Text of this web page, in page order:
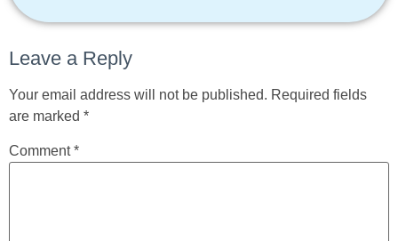
Leave a Reply
Your email address will not be published. Required fields
are marked *
Comment*